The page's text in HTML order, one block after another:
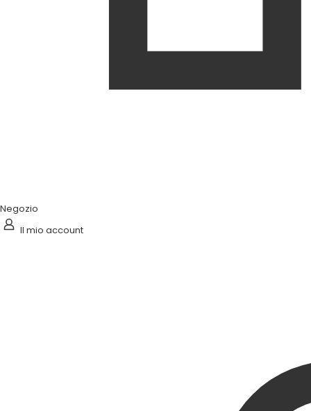
Negozio
Il mio account